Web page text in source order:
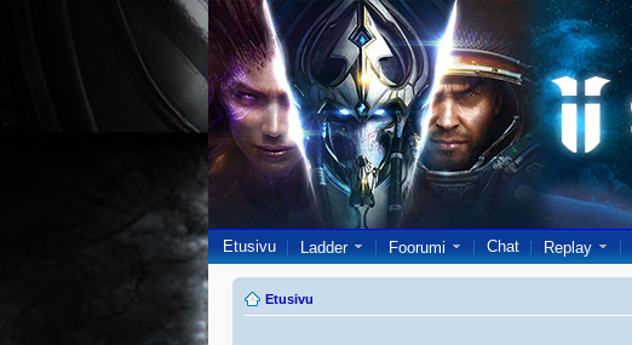
Etusivu Ladder Foorumi Chat Replay
Etusivu